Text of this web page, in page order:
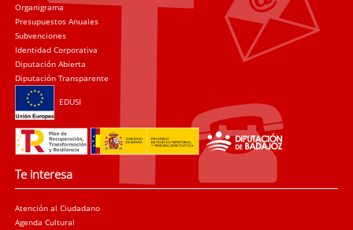
Organigrama
Presupuestos Anuales
Subvenciones
Identidad Corporativa
Diputación Abierta
Diputación Transparente
EDUSI
Te interesa
Atención al Ciudadano
Agenda Cultural